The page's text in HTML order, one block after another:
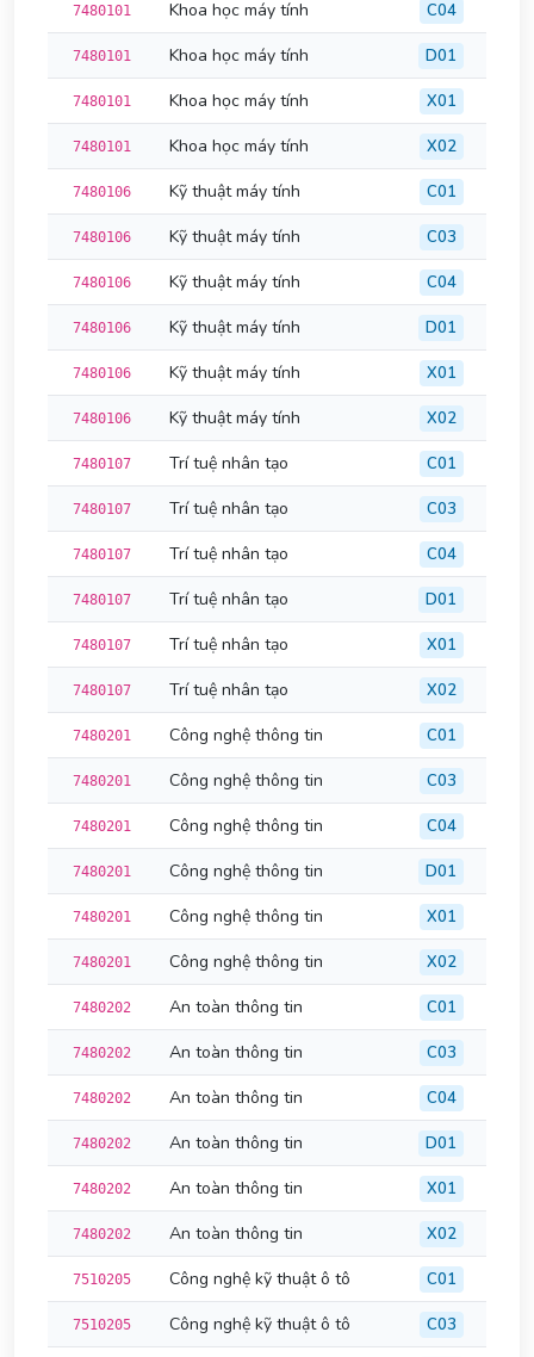
7480101 Khoa học máy tính C04
7480101 Khoa học máy tính D01
7480101 Khoa học máy tính X01
7480101 Khoa học máy tính X02
7480106 Kỹ thuật máy tính C01
7480106 Kỹ thuật máy tính C03
7480106 Kỹ thuật máy tính C04
7480106 Kỹ thuật máy tính D01
7480106 Kỹ thuật máy tính X01
7480106 Kỹ thuật máy tính X02
7480107 Trí tuệ nhân tạo C01
7480107 Trí tuệ nhân tạo C03
7480107 Trí tuệ nhân tạo C04
7480107 Trí tuệ nhân tạo D01
7480107 Trí tuệ nhân tạo X01
7480107 Trí tuệ nhân tạo X02
7480201 Công nghệ thông tin C01
7480201 Công nghệ thông tin C03
7480201 Công nghệ thông tin C04
7480201 Công nghệ thông tin D01
7480201 Công nghệ thông tin X01
7480201 Công nghệ thông tin X02
7480202 An toàn thông tin C01
7480202 An toàn thông tin C03
7480202 An toàn thông tin C04
7480202 An toàn thông tin D01
7480202 An toàn thông tin X01
7480202 An toàn thông tin X02
7510205 Công nghệ kỹ thuật ô tô C01
7510205 Công nghệ kỹ thuật ô tô C03